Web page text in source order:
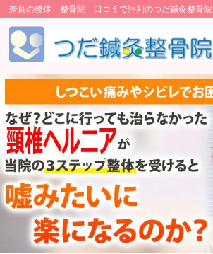
奈良の整体 整骨院 口コミで評判のつだ鍼灸整骨院